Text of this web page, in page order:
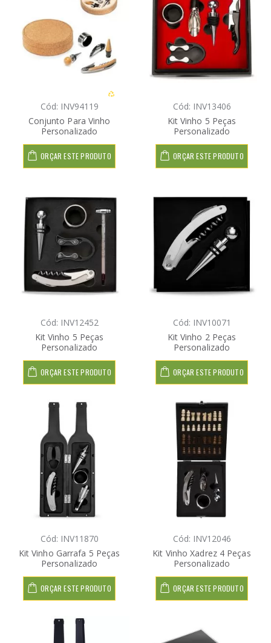
Cód: INV94119
Conjunto Para Vinho
Personalizado
ORÇAR ESTE PRODUTO
Cód: INV13406
Kit Vinho 5 Peças
Personalizado
ORÇAR ESTE PRODUTO
Cód: INV12452
Kit Vinho 5 Peças
Personalizado
ORÇAR ESTE PRODUTO
Cód: INV10071
Kit Vinho 2 Peças
Personalizado
ORÇAR ESTE PRODUTO
Cód: INV11870
Kit Vinho Garrafa 5 Peças
Personalizado
ORÇAR ESTE PRODUTO
Cód: INV12046
Kit Vinho Xadrez 4 Peças
Personalizado
ORÇAR ESTE PRODUTO